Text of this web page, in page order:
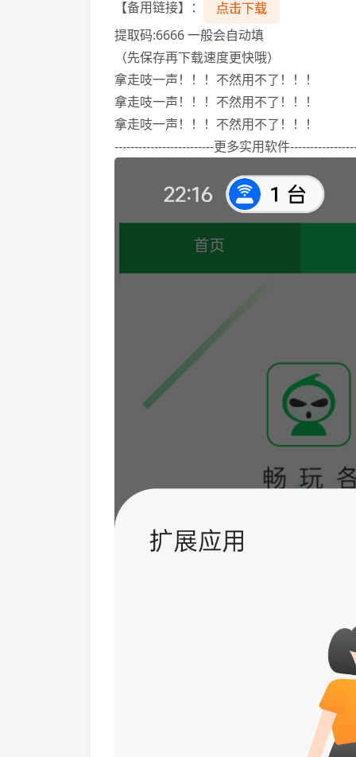
【备用链接】：
点击下载
提取码:6666 一般会自动填
（先保存再下载速度更快哦）
拿走吱一声！！！不然用不了！！！
拿走吱一声！！！不然用不了！！！
拿走吱一声！！！不然用不了！！！
-------------------------更多实用软件